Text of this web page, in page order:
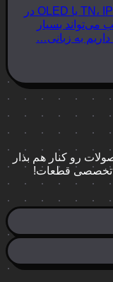
با وجود نام‌های تخصصی و پیچیده‌ای مانند TN، IPS یا OLED در
بسیار
به زبانی…
رو کنار هم بذار
تخصصی قطعات!